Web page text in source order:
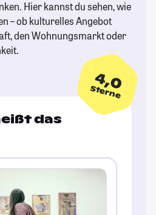
Hier kannst du sehen, wie
– ob kulturelles Angebot
den Wohnungsmarkt oder
4,0
Sterne
das